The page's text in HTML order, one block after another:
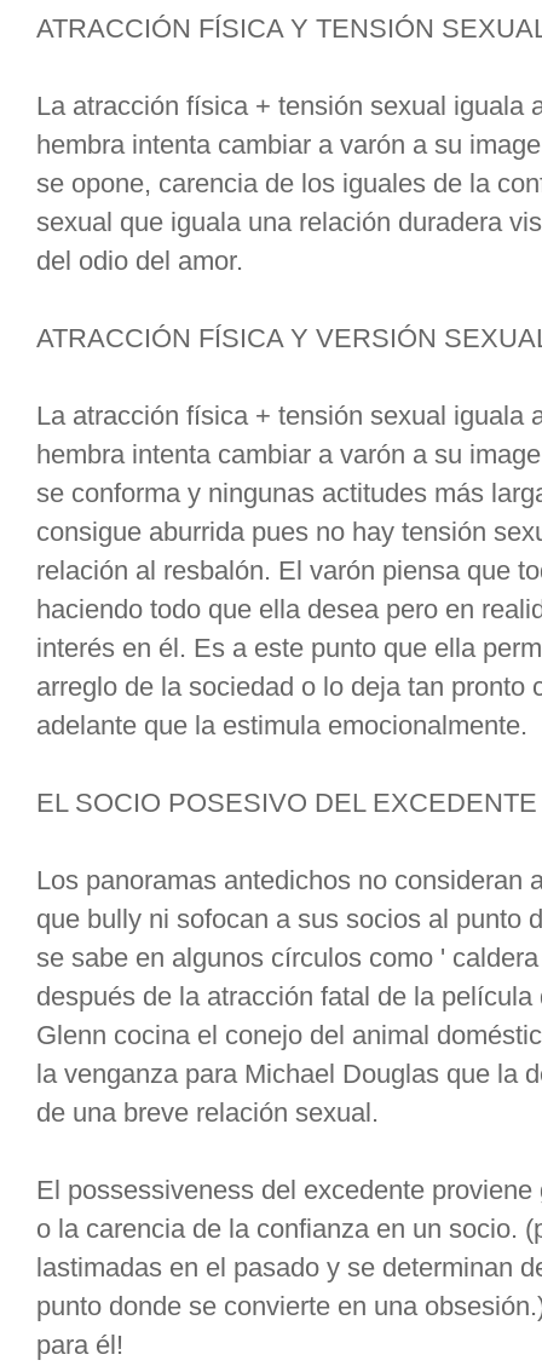
ATRACCIÓN FÍSICA Y TENSIÓN
La atracción física + tensión sexual iguala
hembra intenta cambiar a varón a su
se opone, carencia de los iguales de la
sexual que iguala una relación duradera
del odio del amor.
ATRACCIÓN FÍSICA Y VERSIÓN
La atracción física + tensión sexual iguala
hembra intenta cambiar a varón a su
se conforma y ningunas actitudes más
consigue aburrida pues no hay tensión
relación al resbalón. El varón piensa que
haciendo todo que ella desea pero en
interés en él. Es a este punto que ella
arreglo de la sociedad o lo deja tan pronto
adelante que la estimula emocionalmente.
EL SOCIO POSESIVO DEL EXCEDENTE
Los panoramas antedichos no consideran
que bully ni sofocan a sus socios al punto
se sabe en algunos círculos como '
después de la atracción fatal de la
Glenn cocina el conejo del animal
la venganza para Michael Douglas que la
de una breve relación sexual.
El possessiveness del excedente
o la carencia de la confianza en un socio.
lastimadas en el pasado y se determinan
punto donde se convierte en una
para él!